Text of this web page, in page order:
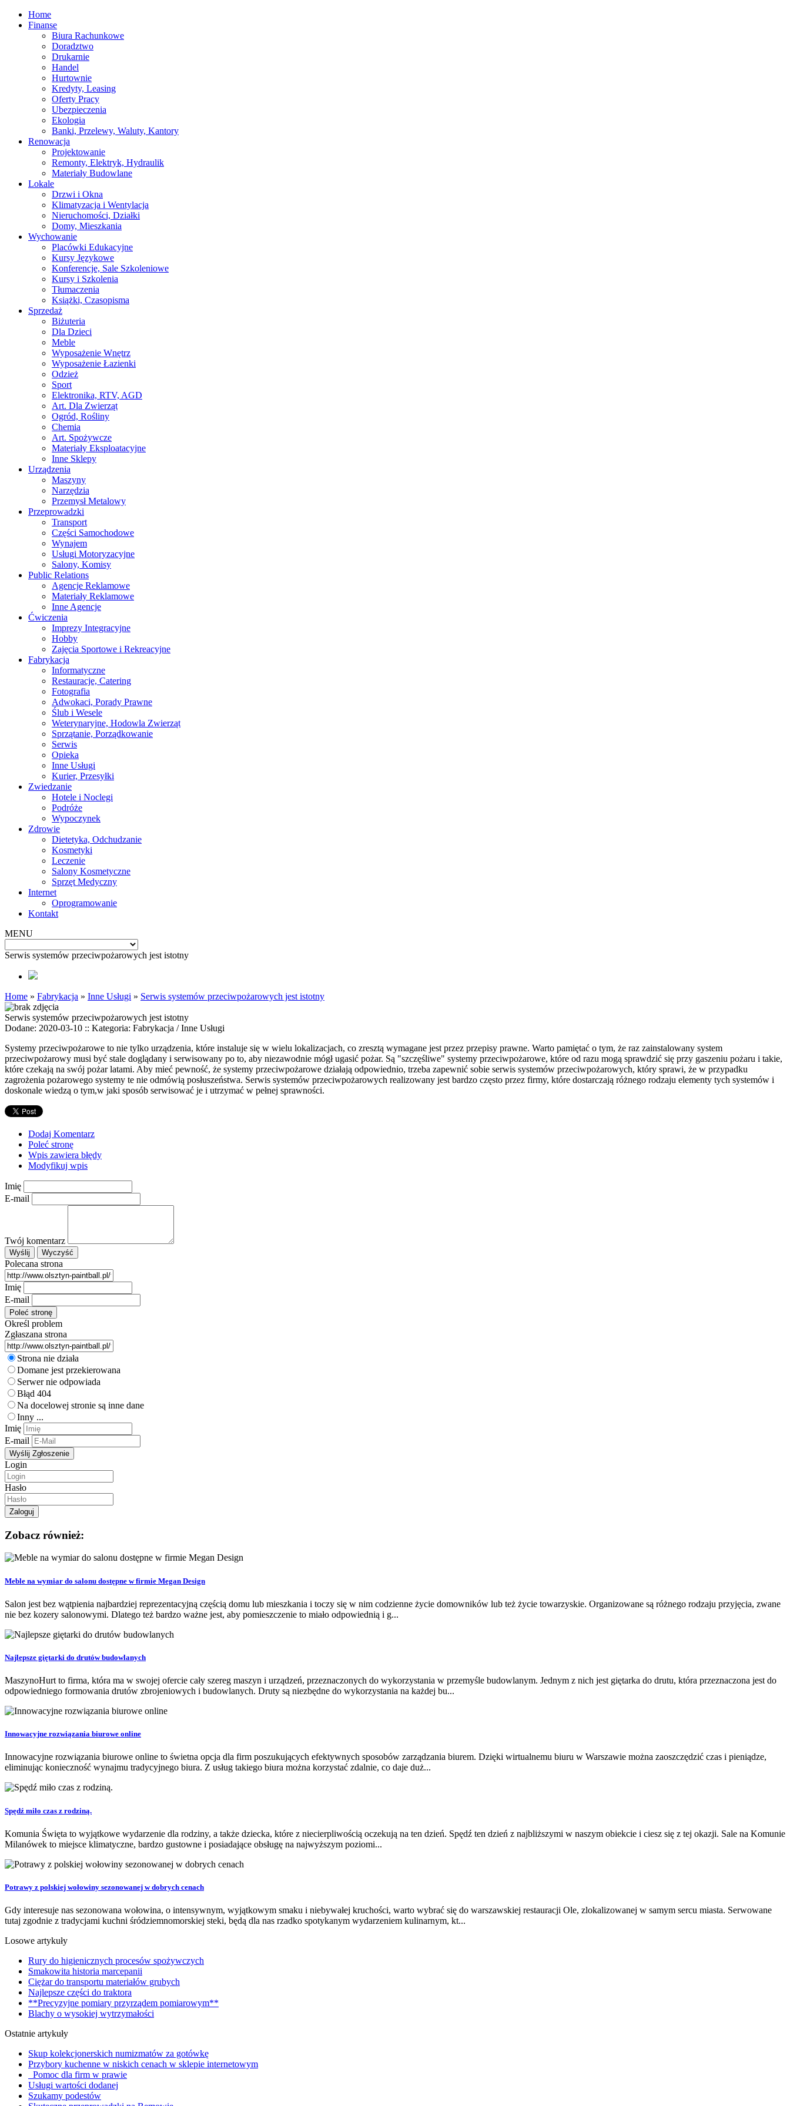
Home
Finanse
Biura Rachunkowe
Doradztwo
Drukarnie
Handel
Hurtownie
Kredyty, Leasing
Oferty Pracy
Ubezpieczenia
Ekologia
Banki, Przelewy, Waluty, Kantory
Renowacja
Projektowanie
Remonty, Elektryk, Hydraulik
Materiały Budowlane
Lokale
Drzwi i Okna
Klimatyzacja i Wentylacja
Nieruchomości, Działki
Domy, Mieszkania
Wychowanie
Placówki Edukacyjne
Kursy Językowe
Konferencje, Sale Szkoleniowe
Kursy i Szkolenia
Tłumaczenia
Książki, Czasopisma
Sprzedaż
Biżuteria
Dla Dzieci
Meble
Wyposażenie Wnętrz
Wyposażenie Łazienki
Odzież
Sport
Elektronika, RTV, AGD
Art. Dla Zwierząt
Ogród, Rośliny
Chemia
Art. Spożywcze
Materiały Eksploatacyjne
Inne Sklepy
Urządzenia
Maszyny
Narzędzia
Przemysł Metalowy
Przeprowadzki
Transport
Części Samochodowe
Wynajem
Usługi Motoryzacyjne
Salony, Komisy
Public Relations
Agencje Reklamowe
Materiały Reklamowe
Inne Agencje
Ćwiczenia
Imprezy Integracyjne
Hobby
Zajęcia Sportowe i Rekreacyjne
Fabrykacja
Informatyczne
Restauracje, Catering
Fotografia
Adwokaci, Porady Prawne
Ślub i Wesele
Weterynaryjne, Hodowla Zwierząt
Sprzątanie, Porządkowanie
Serwis
Opieka
Inne Usługi
Kurier, Przesyłki
Zwiedzanie
Hotele i Noclegi
Podróże
Wypoczynek
Zdrowie
Dietetyka, Odchudzanie
Kosmetyki
Leczenie
Salony Kosmetyczne
Sprzęt Medyczny
Internet
Oprogramowanie
Kontakt
MENU
Serwis systemów przeciwpożarowych jest istotny
Home » Fabrykacja » Inne Usługi » Serwis systemów przeciwpożarowych jest istotny
Serwis systemów przeciwpożarowych jest istotny
Dodane: 2020-03-10 :: Kategoria: Fabrykacja / Inne Usługi
Systemy przeciwpożarowe to nie tylko urządzenia, które instaluje się w wielu lokalizacjach, co zresztą wymagane jest przez przepisy prawne. Warto pamiętać o tym, że raz zainstalowany system
przeciwpożarowy musi być stale doglądany i serwisowany po to, aby niezawodnie mógł ugasić pożar. Są "szczęśliwe" systemy przeciwpożarowe, które od razu mogą sprawdzić się przy gaszeniu pożaru i takie,
które czekają na swój pożar latami. Aby mieć pewność, że systemy przeciwpożarowe działają odpowiednio, trzeba zapewnić sobie serwis systemów przeciwpożarowych, który sprawi, że w przypadku
zagrożenia pożarowego systemy te nie odmówią posłuszeństwa. Serwis systemów przeciwpożarowych realizowany jest bardzo często przez firmy, które dostarczają różnego rodzaju elementy tych systemów i
doskonale wiedzą o tym,w jaki sposób serwisować je i utrzymać w pełnej sprawności.
Dodaj Komentarz
Poleć stronę
Wpis zawiera błędy
Modyfikuj wpis
Imię
E-mail
Twój komentarz
Polecana strona
Imię
E-mail
Określ problem
Zgłaszana strona
Strona nie działa
Domane jest przekierowana
Serwer nie odpowiada
Błąd 404
Na docelowej stronie są inne dane
Inny ...
Imię
E-mail
Login
Hasło
Zobacz również:
Meble na wymiar do salonu dostępne w firmie Megan Design
Salon jest bez wątpienia najbardziej reprezentacyjną częścią domu lub mieszkania i toczy się w nim codzienne życie domowników lub też życie towarzyskie. Organizowane są różnego rodzaju przyjęcia, zwane
nie bez kozery salonowymi. Dlatego też bardzo ważne jest, aby pomieszczenie to miało odpowiednią i g...
Najlepsze giętarki do drutów budowlanych
MaszynoHurt to firma, która ma w swojej ofercie cały szereg maszyn i urządzeń, przeznaczonych do wykorzystania w przemyśle budowlanym. Jednym z nich jest giętarka do drutu, która przeznaczona jest do
odpowiedniego formowania drutów zbrojeniowych i budowlanych. Druty są niezbędne do wykorzystania na każdej bu...
Innowacyjne rozwiązania biurowe online
Innowacyjne rozwiązania biurowe online to świetna opcja dla firm poszukujących efektywnych sposobów zarządzania biurem. Dzięki wirtualnemu biuru w Warszawie można zaoszczędzić czas i pieniądze,
eliminując konieczność wynajmu tradycyjnego biura. Z usług takiego biura można korzystać zdalnie, co daje duż...
Spędź miło czas z rodziną.
Komunia Święta to wyjątkowe wydarzenie dla rodziny, a także dziecka, które z niecierpliwością oczekują na ten dzień. Spędź ten dzień z najbliższymi w naszym obiekcie i ciesz się z tej okazji. Sale na Komunie
Milanówek to miejsce klimatyczne, bardzo gustowne i posiadające obsługę na najwyższym poziomi...
Potrawy z polskiej wołowiny sezonowanej w dobrych cenach
Gdy interesuje nas sezonowana wołowina, o intensywnym, wyjątkowym smaku i niebywałej kruchości, warto wybrać się do warszawskiej restauracji Ole, zlokalizowanej w samym sercu miasta. Serwowane
tutaj zgodnie z tradycjami kuchni śródziemnomorskiej steki, będą dla nas rzadko spotykanym wydarzeniem kulinarnym, kt...
Losowe artykuły
Rury do higienicznych procesów spożywczych
Smakowita historia marcepanii
Ciężar do transportu materiałów grubych
Najlepsze części do traktora
**Precyzyjne pomiary przyrządem pomiarowym**
Blachy o wysokiej wytrzymałości
Ostatnie artykuły
Skup kolekcjonerskich numizmatów za gotówkę
Przybory kuchenne w niskich cenach w sklepie internetowym
Pomoc dla firm w prawie
Usługi wartości dodanej
Szukamy podestów